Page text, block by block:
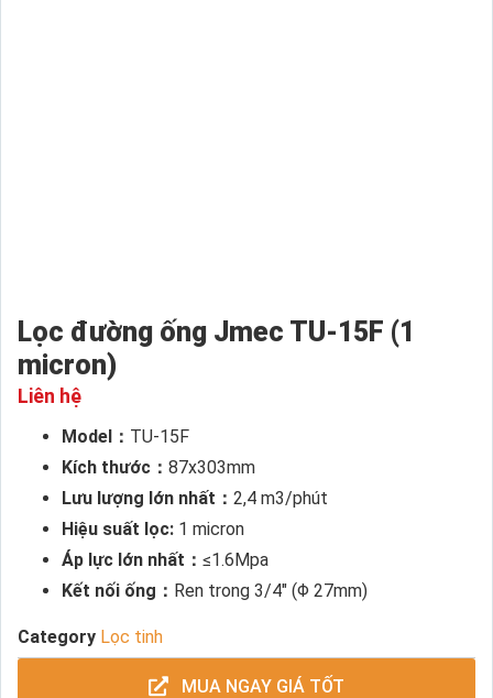
Lọc đường ống Jmec TU-15F (1
micron)
Liên hệ
Model： TU-15F
Kích thước： 87x303mm
Lưu lượng lớn nhất： 2,4 m3/phút
Hiệu suất lọc: 1 micron
Áp lực lớn nhất： ≤1.6Mpa
Kết nối ống： Ren trong 3/4″ (Φ 27mm)
Category Lọc tinh
MUA NGAY GIÁ TỐT